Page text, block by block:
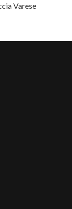
Varese